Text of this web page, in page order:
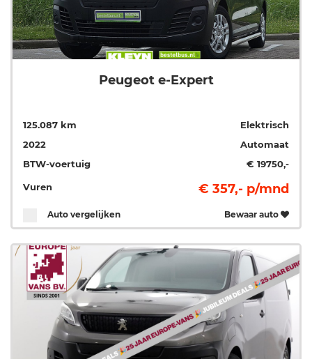
Peugeot e-Expert
125.087 km
Elektrisch
2022
Automaat
BTW-voertuig
€ 19750,-
Vuren € 357,- p/mnd
Auto vergelijken Bewaar auto